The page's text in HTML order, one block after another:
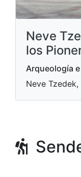
Neve
los
Arqueología
Neve